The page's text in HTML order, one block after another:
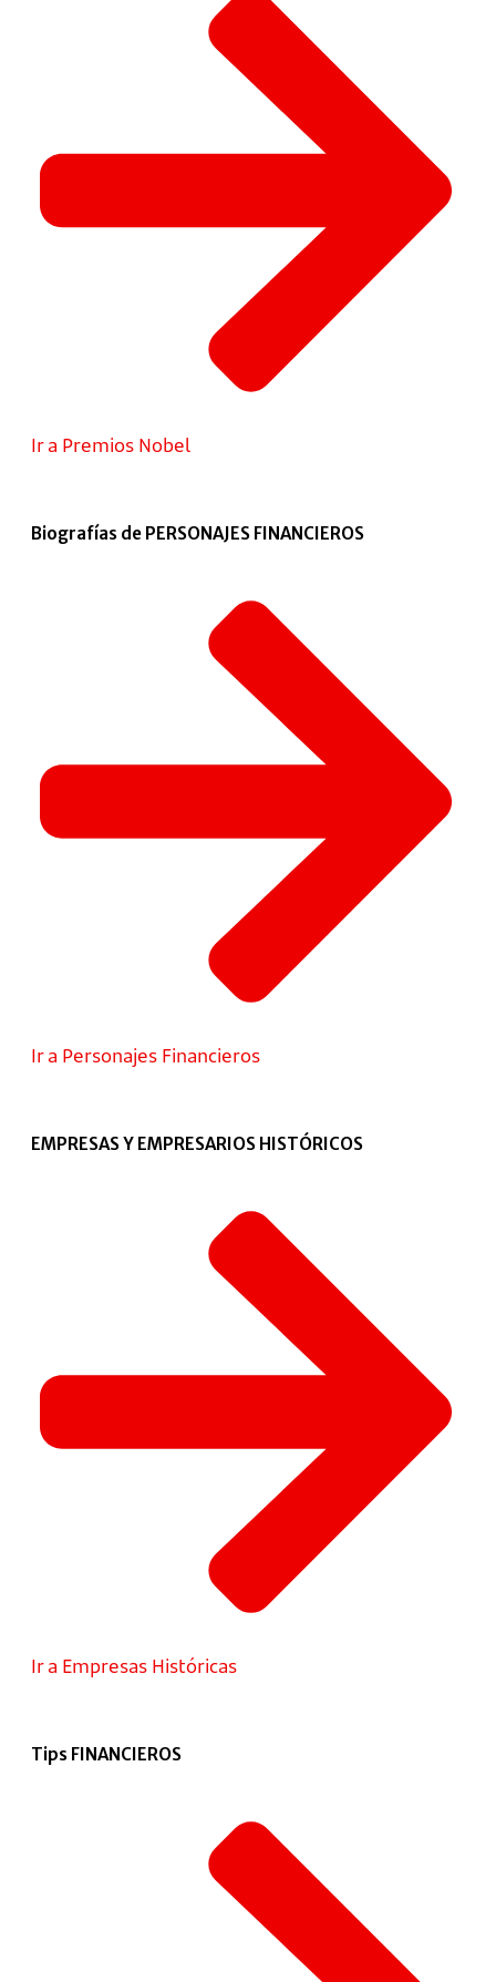
Ir a Premios Nobel
Biografías de PERSONAJES FINANCIEROS
Ir a Personajes Financieros
EMPRESAS Y EMPRESARIOS HISTÓRICOS
Ir a Empresas Históricas
Tips FINANCIEROS